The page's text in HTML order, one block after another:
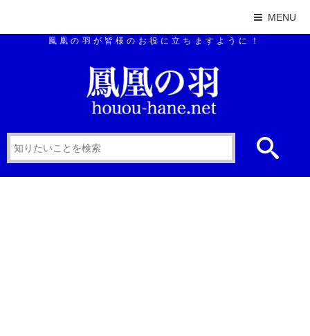
MENU
鳳凰の羽が皆様のお役に立ちますように！